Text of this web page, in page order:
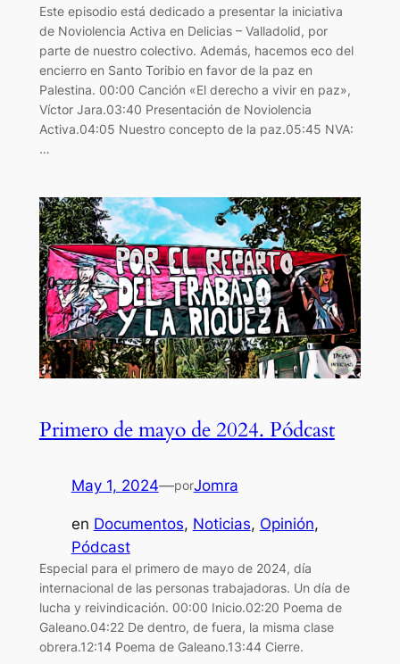
Este episodio está dedicado a presentar la iniciativa
de Noviolencia Activa en Delicias – Valladolid, por
parte de nuestro colectivo. Además, hacemos eco del
encierro en Santo Toribio en favor de la paz en
Palestina. 00:00 Canción «El derecho a vivir en paz»,
Víctor Jara.03:40 Presentación de Noviolencia
Activa.04:05 Nuestro concepto de la paz.05:45 NVA:
…
Primero de mayo de 2024. Pódcast
May 1, 2024—porJomra
en Documentos, Noticias, Opinión
Pódcast
Especial para el primero de mayo de 2024, día
internacional de las personas trabajadoras. Un día de
lucha y reivindicación. 00:00 Inicio.02:20 Poema de
Galeano.04:22 De dentro, de fuera, la misma clase
obrera.12:14 Poema de Galeano.13:44 Cierre.